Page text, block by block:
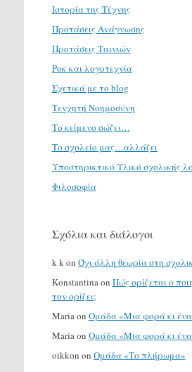
Ιστορία της Τέχνης
Προτάσεις Ανάγνωσης
Προτάσεις Ταινιών
Ροκ και λογοτεχνία
Σχετικά με το blog
Τενχητή Νοημοσύνη
Το κείμενο σώζει…
Το σχολείο μας…αλλάζει
Υποστηρικτικό Υλικό σχολικής
Φιλοσοφία
Σχόλια και διάλογοι
k kon Όχι άλλη θεωρία στη
Konstantinaon Πώς ορίζεται ο
τον ορίζει;
Mariaon Ομάδα «Μια φορά κι
Mariaon Ομάδα «Μια φορά κι
oikkon on Ομάδα «Το πλήρωμα»